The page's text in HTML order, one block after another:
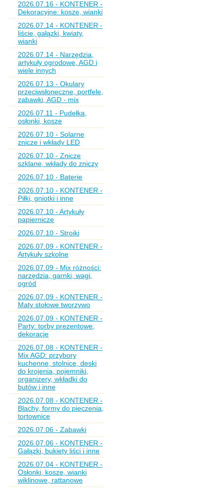
2026.07.16 - KONTENER -
Dekoracyjne: kosze, wianki
2026.07.14 - KONTENER -
liście, gałązki, kwiaty,
wianki
2026.07.14 - Narzędzia,
artykuły ogrodowe, AGD i
wiele innych
2026.07.13 - Okulary
przeciwsłoneczne, portfele,
zabawki, AGD - mix
2026.07.11 - Pudełka,
osłonki, kosze
2026.07.10 - Solarne
znicze i wkłady LED
2026.07.10 - Znicze
szklane, wkłady do zniczy
2026.07.10 - Baterie
2026.07.10 - KONTENER -
Piłki, gniotki i inne
2026.07.10 - Artykuły
papiernicze
2026.07.10 - Stroiki
2026.07.09 - KONTENER -
Artykuły szkolne
2026.07.09 - Mix różności:
narzędzia, garnki, wagi,
ogród
2026.07.09 - KONTENER -
Maty stołowe tworzywo
2026.07.09 - KONTENER -
Party: torby prezentowe,
dekoracje
2026.07.08 - KONTENER -
Mix AGD: przybory
kuchenne, stolnice, deski
do krojenia, pojemniki,
organizery, wkładki do
butów i inne
2026.07.08 - KONTENER -
Blachy, formy do pieczenia,
tortownice
2026.07.06 - Zabawki
2026.07.06 - KONTENER -
Gałązki, bukiety liści i inne
2026.07.04 - KONTENER -
Osłonki, kosze, wianki
wiklinowe, rattanowe